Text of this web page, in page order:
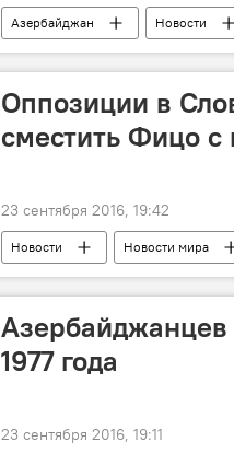
Азербайджан Новости
Оппозиции в
сместить Фицо с
23 сентября 2016, 19:42
Новости Новости мира
Азербайджанцев
1977 года
23 сентября 2016, 19:11